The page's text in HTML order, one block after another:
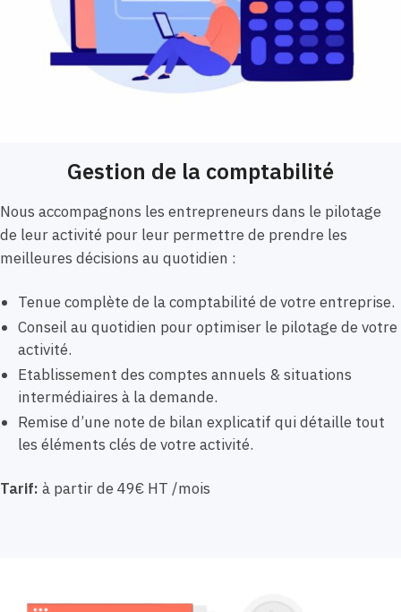
Gestion de la comptabilité
Nous accompagnons les entrepreneurs dans le pilotage
de leur activité pour leur permettre de prendre les
meilleures décisions au quotidien :
Tenue complète de la comptabilité de votre entreprise.
Conseil au quotidien pour optimiser le pilotage de votre
activité.
Etablissement des comptes annuels & situations
intermédiaires à la demande.
Remise d’une note de bilan explicatif qui détaille tout
les éléments clés de votre activité.
Tarif: à partir de 49€ HT /mois